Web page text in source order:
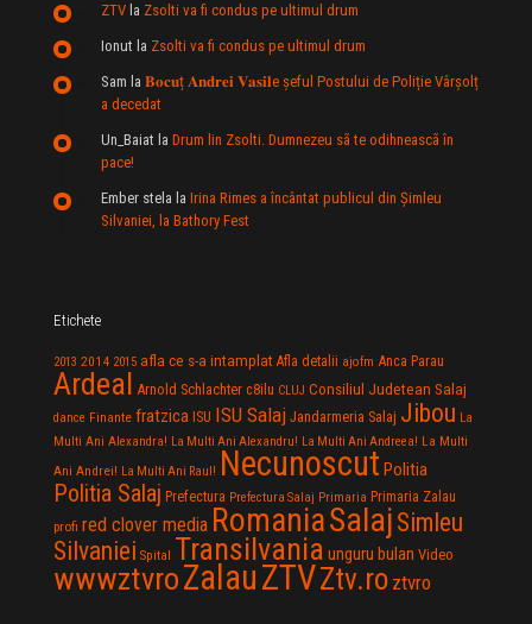
ZTV la Zsolti va fi condus pe ultimul drum
Ionut la Zsolti va fi condus pe ultimul drum
Sam la 𝐁𝐨𝐜𝐮ț 𝐀𝐧𝐝𝐫𝐞𝐢 𝐕𝐚𝐬𝐢𝐥e şeful Postului de Poliție Vârșolț
a decedat
Un_Baiat la Drum lin Zsolti. Dumnezeu sã te odihneascã în
pace!
Ember stela la Irina Rimes a încântat publicul din Şimleu
Silvaniei, la Bathory Fest
Etichete
2013 2014 2015 afla ce s-a intamplat Afla detalii ajofm Anca Parau
Ardeal Arnold Schlachter c8ilu CLUJ Consiliul Judetean Salaj
dance Finante fratzica ISU ISU Salaj Jandarmeria Salaj Jibou La
Multi Ani Alexandra! La Multi Ani Alexandru! La Multi Ani Andreea! La Multi
Ani Andrei! La Multi Ani Raul! Necunoscut Politia
Politia Salaj Prefectura Prefectura Salaj Primaria Primaria Zalau
profi red clover media RomaniaSalaj Simleu
Silvaniei Spital Transilvania unguru bulan Video
wwwztvroZalauZTVZtv.ro ztvro